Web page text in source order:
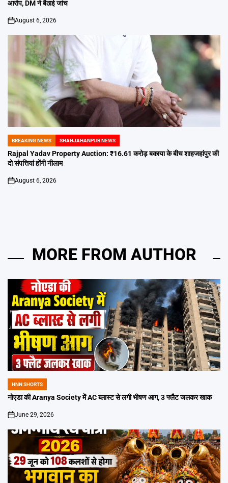
आरोप, DM ने बैठाई जांच
on
August 6, 2026
POSTED
IN
BREAKING NEWS SHAHJAHANPUR NEWS
Rajpal Yadav Property Auction: ₹16.61 करोड़ बकाया के बीच शाहजहांपुर की
दो संपत्तियां होंगी नीलाम
on
August 6, 2026
MORE FROM AUTHOR
POSTED
IN
HNN SHORTS
नोएडा की Aranya Society में AC ब्लास्ट से लगी भीषण आग, 3 फ्लैट जलकर खाक
on
June 29, 2026